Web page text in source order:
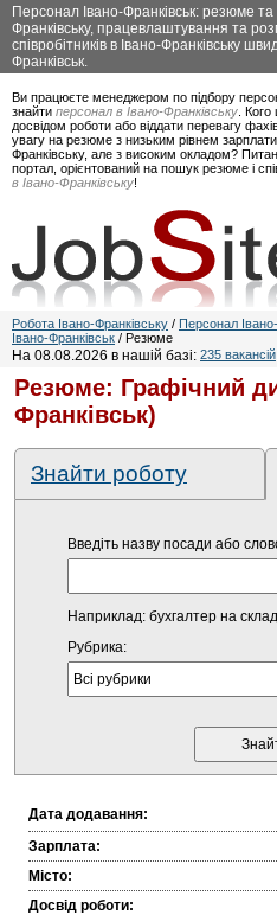
Персонал Івано-Франківськ: резюме та
Франківську, працевлаштування та
співробітників в Івано-Франківську
Франківськ.
Ви працюєте менеджером по підбору
знайти персонал в Івано-Франківську .
досвідом роботи або віддати перевагу
увагу на резюме з низьким рівнем
Франківську, але з високим окладом?
портал, орієнтований на пошук резюме і
в Івано-Франківську!
Робота Івано-Франківську / Персонал
Івано-Франківськ / Резюме
На 08.08.2026 в нашій базі: 235 вакансій
Резюме: Графічний
Франківськ)
Знайти роботу
Введіть назву посади або
Наприклад: бухгалтер на
Рубрика:
Дата додавання:
Зарплата:
Місто:
Досвід роботи: